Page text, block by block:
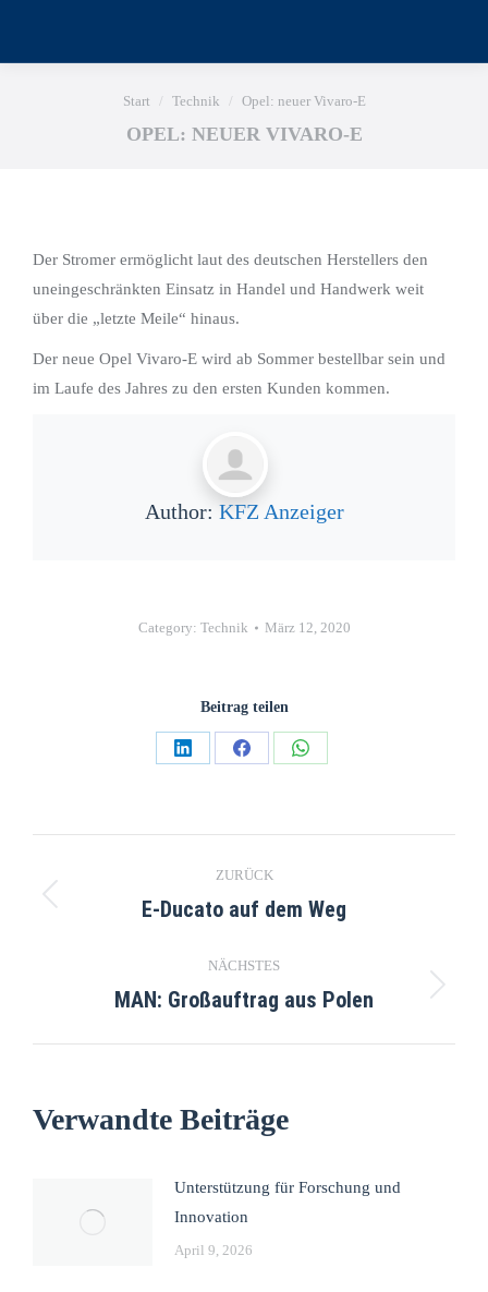
Sie befinden sich hier:
Start Technik Opel: neuer Vivaro-E
OPEL: NEUER VIVARO-E
Der Stromer ermöglicht laut des deutschen Herstellers den
uneingeschränkten Einsatz in Handel und Handwerk weit
über die „letzte Meile“ hinaus.
Der neue Opel Vivaro-E wird ab Sommer bestellbar sein und
im Laufe des Jahres zu den ersten Kunden kommen.
Author: KFZ Anzeiger
Category: Technik März 12, 2020
Beitrag teilen
ZURÜCK
E-Ducato auf dem Weg
NÄCHSTES
MAN: Großauftrag aus Polen
Verwandte Beiträge
Unterstützung für Forschung und
Innovation
April 9, 2026